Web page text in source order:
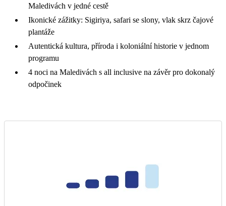
Maledivách v jedné cestě
Ikonické zážitky: Sigiriya, safari se slony, vlak skrz čajové
plantáže
Autentická kultura, příroda i koloniální historie v jednom
programu
4 noci na Maledivách s all inclusive na závěr pro dokonalý
odpočinek